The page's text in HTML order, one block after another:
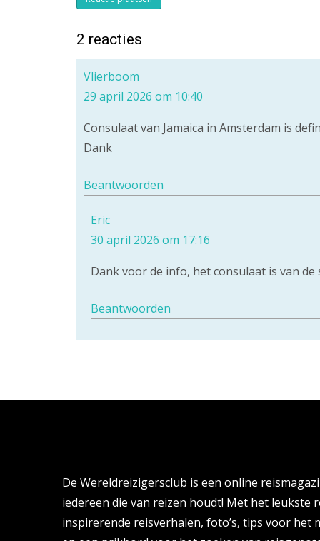
Alternative:
2 reacties
Vlierboom
29 april 2026 om 10:40
Consulaat van Jamaica in Amsterdam is
Dank
Beantwoorden
Eric
30 april 2026 om 17:16
Dank voor de info, het consulaat is van de
Beantwoorden
De Wereldreizigersclub is een online
iedereen die van reizen houdt! Met het leukste
inspirerende reisverhalen, foto’s, tips voor het